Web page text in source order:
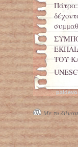
Πάτρα:
ΤΟΥ
τον
Με τη